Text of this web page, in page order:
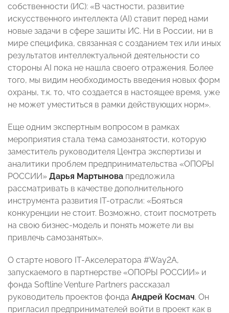
собственности (ИС): «В частности, развитие
искусственного интеллекта (AI) ставит перед нами
новые задачи в сфере зашиты ИС. Ни в России, ни в
мире специфика, связанная с созданием тех или иных
результатов интеллектуальной деятельности со
стороны AI пока не нашла своего отражения. Более
того, мы видим необходимость введения новых форм
охраны, т.к. то, что создается в настоящее время, уже
не может уместиться в рамки действующих норм».
Еще одним экспертным вопросом в рамках
мероприятия стала тема самозанятости, которую
заместитель руководителя Центра экспертизы и
аналитики проблем предпринимательства «ОПОРЫ
РОССИИ» Дарья Мартынова предложила
рассматривать в качестве дополнительного
инструмента развития IT-отрасли: «Бояться
конкуренции не стоит. Возможно, стоит посмотреть
на свою бизнес-модель и понять можете ли вы
привлечь самозанятых».
О старте нового IT-Акселератора #Way2A,
запускаемого в партнерстве «ОПОРЫ РОССИИ» и
фонда Softline Venture Partners рассказал
руководитель проектов фонда Андрей Космач. Он
пригласил предпринимателей войти в проект как в